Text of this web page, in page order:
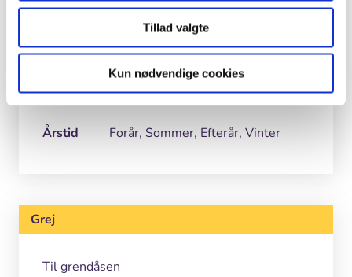
Tillad valgte
Kun nødvendige cookies
Fag
Håndværk og design
Klasse
0. - 3. klasse, 4. - 6. klasse, 7. - 9.
Sted
Skov, Åbent land, By og kultur
Årstid
Forår, Sommer, Efterår, Vinter
Grej
Til grendåsen